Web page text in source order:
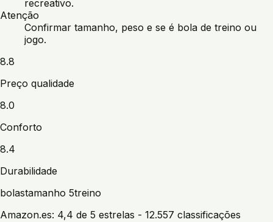
recreativo.
Atenção
Confirmar tamanho, peso e se é bola de treino ou
jogo.
8.8
Preço qualidade
8.0
Conforto
8.4
Durabilidade
bolastamanho 5treino
Amazon.es: 4,4 de 5 estrelas - 12.557 classificações